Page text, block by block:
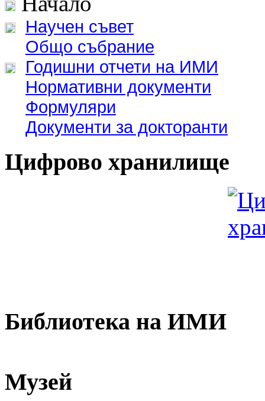
Научен съвет
Общо събрание
Годишни отчети на ИМИ
Нормативни документи
Формуляри
Документи за докторанти
Цифрово хранилище
Библиотека на ИМИ
Музей